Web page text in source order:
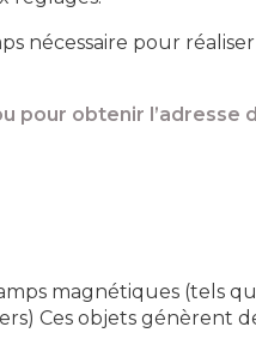
nécessaire pour
obtenir l’adresse
magnétiques (tels
Ces objets génèrent